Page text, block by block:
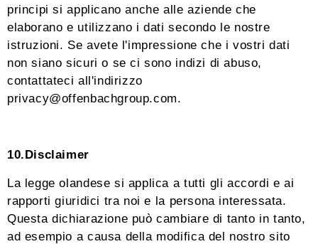
principi si applicano anche alle aziende che
elaborano e utilizzano i dati secondo le nostre
istruzioni. Se avete l'impressione che i vostri dati
non siano sicuri o se ci sono indizi di abuso,
contattateci all'indirizzo
privacy@offenbachgroup.com.
10.Disclaimer
La legge olandese si applica a tutti gli accordi e ai
rapporti giuridici tra noi e la persona interessata.
Questa dichiarazione può cambiare di tanto in tanto,
ad esempio a causa della modifica del nostro sito